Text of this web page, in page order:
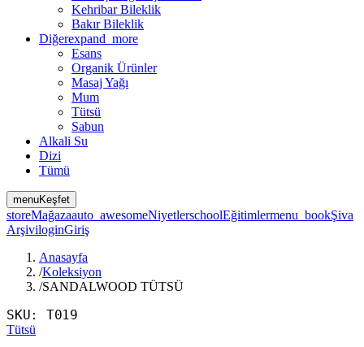
Kehribar Bileklik
Bakır Bileklik
Diğerexpand_more
Esans
Organik Ürünler
Masaj Yağı
Mum
Tütsü
Sabun
Alkali Su
Dizi
Tümü
menuKeşfet
storeMağazaauto_awesomeNiyetlerschoolEğitimlermenu_bookŞiva
ArşiviloginGiriş
Anasayfa
/Koleksiyon
/SANDALWOOD TÜTSÜ
SKU: T019
Tütsü